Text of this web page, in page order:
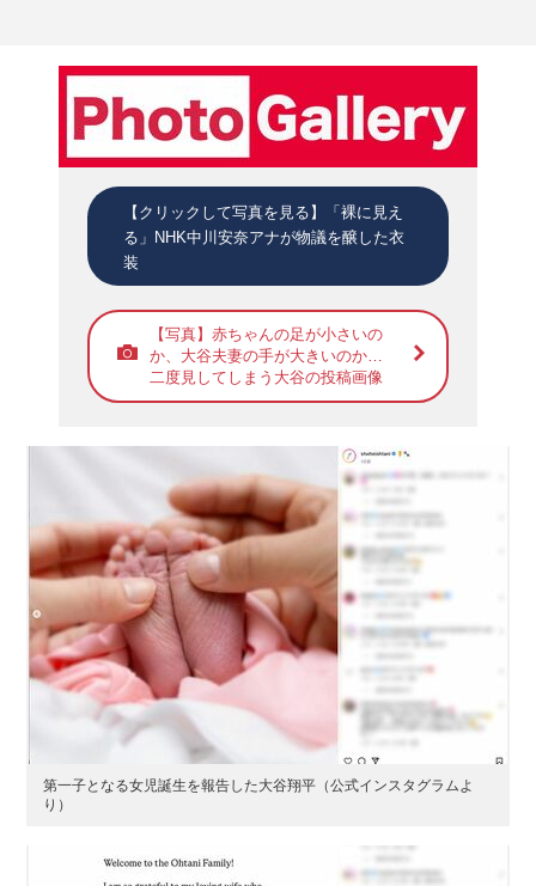
【クリックして写真を見る】「裸に見え
る」NHK中川安奈アナが物議を醸した衣
装
【写真】赤ちゃんの足が小さいの
か、大谷夫妻の手が大きいのか…
二度見してしまう大谷の投稿画像
第一子となる女児誕生を報告した大谷翔平（公式インスタグラムよ
り）